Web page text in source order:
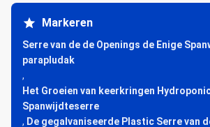
Markeren
Serre van de de Openings de Enige
parapludak
,
Het Groeien van keerkringen
Spanwijdteserre
, De gegalvaniseerde Plastic Serre van